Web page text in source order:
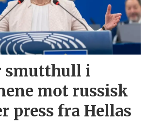
smutthull i
mot russisk
press fra Hellas